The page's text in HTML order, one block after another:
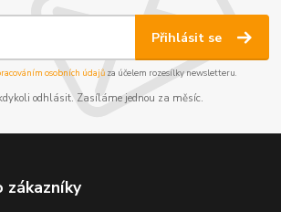
Přihlásit se
osobních údajůza účelem rozesílky newsletteru.
odhlásit. Zasíláme jednou za měsíc.
zákazníky